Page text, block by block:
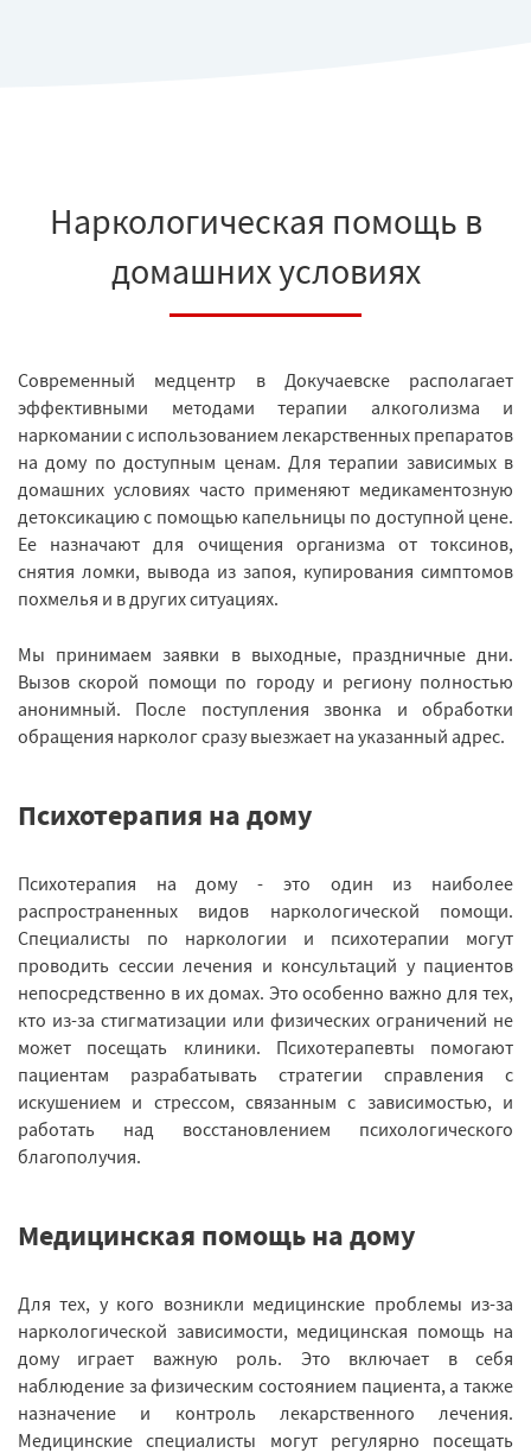
Наркологическая помощь в
домашних условиях
Современный медцентр в Докучаевске располагает
эффективными методами терапии алкоголизма и
наркомании с использованием лекарственных препаратов
на дому по доступным ценам. Для терапии зависимых в
домашних условиях часто применяют медикаментозную
детоксикацию с помощью капельницы по доступной цене.
Ее назначают для очищения организма от токсинов,
снятия ломки, вывода из запоя, купирования симптомов
похмелья и в других ситуациях.
Мы принимаем заявки в выходные, праздничные дни.
Вызов скорой помощи по городу и региону полностью
анонимный. После поступления звонка и обработки
обращения нарколог сразу выезжает на указанный адрес.
Психотерапия на дому
Психотерапия на дому - это один из наиболее
распространенных видов наркологической помощи.
Специалисты по наркологии и психотерапии могут
проводить сессии лечения и консультаций у пациентов
непосредственно в их домах. Это особенно важно для тех,
кто из-за стигматизации или физических ограничений не
может посещать клиники. Психотерапевты помогают
пациентам разрабатывать стратегии справления с
искушением и стрессом, связанным с зависимостью, и
работать над восстановлением психологического
благополучия.
Медицинская помощь на дому
Для тех, у кого возникли медицинские проблемы из-за
наркологической зависимости, медицинская помощь на
дому играет важную роль. Это включает в себя
наблюдение за физическим состоянием пациента, а также
назначение и контроль лекарственного лечения.
Медицинские специалисты могут регулярно посещать